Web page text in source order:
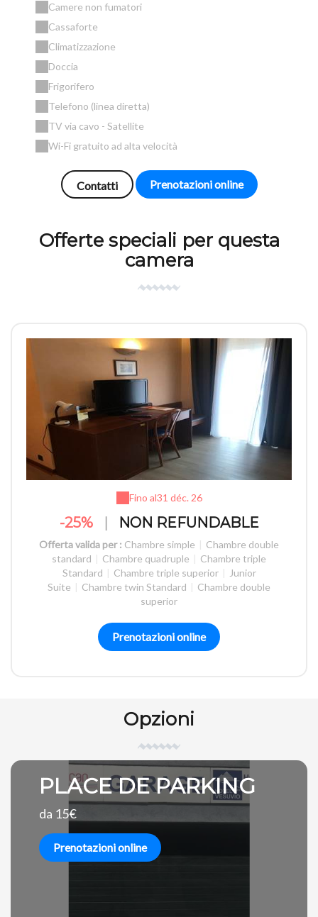
Camere non fumatori
Cassaforte
Climatizzazione
Doccia
Frigorifero
Telefono (linea diretta)
TV via cavo - Satellite
Wi-Fi gratuito ad alta velocità
Contatti Prenotazioni online
Offerte speciali per questa
camera
Fino al31 déc. 26
-25% NON REFUNDABLE
Offerta valida per : Chambre simple | Chambre double
standard | Chambre quadruple | Chambre triple
Standard | Chambre triple superior | Junior
Suite | Chambre twin Standard | Chambre double
superior
Prenotazioni online
Opzioni
PLACE DE PARKING
da 15€
Prenotazioni online